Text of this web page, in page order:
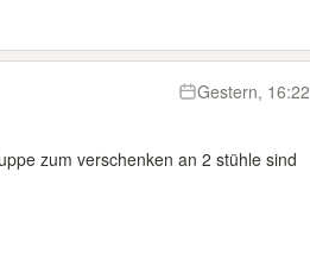
Gestern, 16:22
zum verschenken an 2 stühle sind